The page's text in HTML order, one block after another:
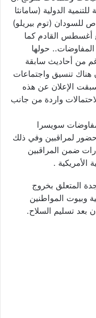
الدولية (سامانثا
للسودان (توم بيريلو)
أغسطس القادم كما
حولها
من أحاديث سابقة
تنسيق واجتماعات
الإعلان عن هذه
واردة من جانب
سويسرا
لمراقبين وفي ذلك
ضمن المراقبين
الأمريكية .
المتعلق بخروج
وبيوت المواطنين
بعد تسليم السلاح.